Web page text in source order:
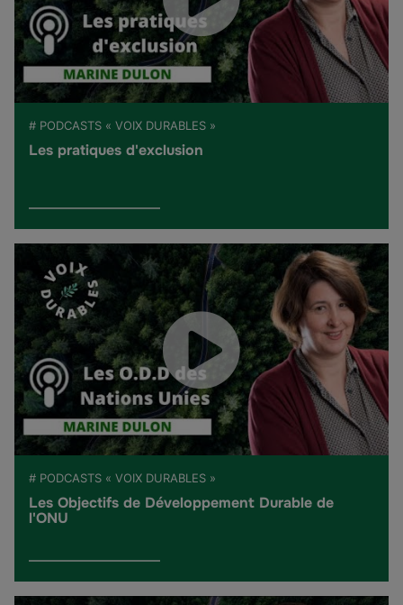
# PODCASTS « VOIX DURABLES »
Les pratiques d'exclusion
# PODCASTS « VOIX DURABLES »
Les Objectifs de Développement Durable de
l'ONU